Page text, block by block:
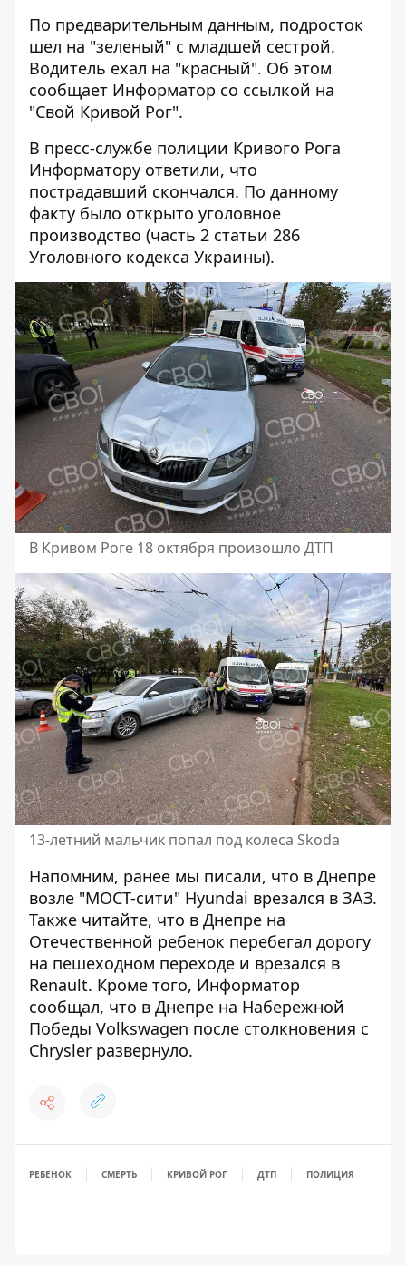
По предварительным данным, подросток
шел на "зеленый" с младшей сестрой.
Водитель ехал на "красный". Об этом
сообщает Информатор со ссылкой на
"Свой Кривой Рог".
В пресс-службе полиции Кривого Рога
Информатору ответили, что
пострадавший скончался. По данному
факту было открыто уголовное
производство (часть 2 статьи 286
Уголовного кодекса Украины).
В Кривом Роге 18 октября произошло ДТП
13-летний мальчик попал под колеса Skoda
Напомним, ранее мы писали, что в Днепре
возле "МОСТ-сити" Hyundai врезался в ЗАЗ.
Также читайте, что в Днепре на
Отечественной ребенок перебегал дорогу
на пешеходном переходе и врезался в
Renault. Кроме того, Информатор
сообщал, что в Днепре на Набережной
Победы Volkswagen после столкновения с
Chrysler развернуло.
РЕБЕНОК СМЕРТЬ КРИВОЙ РОГ ДТП ПОЛИЦИЯ